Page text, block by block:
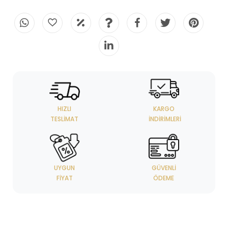
HIZLI
TESLIMAT
KARGO
İNDIRIMLERI
UYGUN
FIYAT
GÜVENLI
ÖDEME